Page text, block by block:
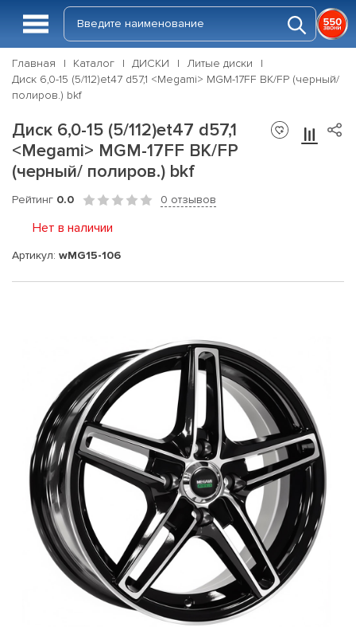
Главная Каталог ДИСКИ
Литые диски
Диск 6,0-15 (5/112)et47 d57,1 <Megami> MGM-17FF BK/FP (черный/
полиров.) bkf
Диск 6,0-15 (5/112)et47 d57,1
<Megami> MGM-17FF BK/FP
(черный/ полиров.) bkf
Рейтинг 0.0 0 отзывов
Нет в наличии
Артикул: wMG15-106